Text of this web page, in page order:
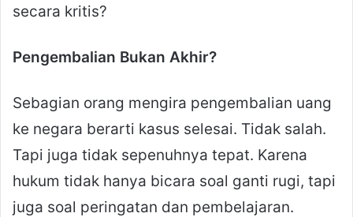
secara kritis?
Pengembalian Bukan Akhir?
Sebagian orang mengira pengembalian uang
ke negara berarti kasus selesai. Tidak salah.
Tapi juga tidak sepenuhnya tepat. Karena
hukum tidak hanya bicara soal ganti rugi, tapi
juga soal peringatan dan pembelajaran.